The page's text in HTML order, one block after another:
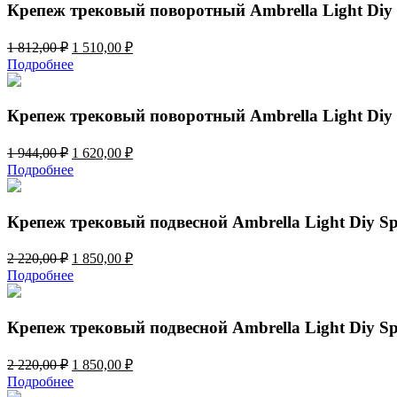
Крепеж трековый поворотный Ambrella Light Diy
1 812,00₽ Первоначальная
цена
составляла
812,00 ₽.
1 510,00 ₽Текущая
Подробнее
Крепеж трековый поворотный Ambrella Light Diy
1 944,00₽ Первоначальная
цена
составляла
1 620,00 ₽Текущая
Подробнее
Крепеж трековый подвесной Ambrella Light Diy
2 220,00₽ Первоначальная
цена
составляла
1 850,00 ₽Текущая
Подробнее
Крепеж трековый подвесной Ambrella Light Diy
2 220,00₽ Первоначальная
цена
составляла
1 850,00 ₽Текущая
Подробнее